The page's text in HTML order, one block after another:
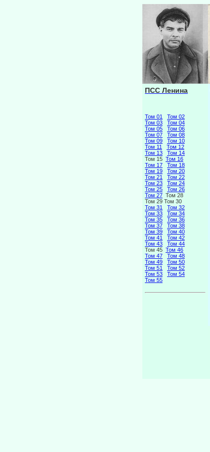
ПСС Ленина
Том 01
Том 02
Том 03
Том 04
Том 05
Том 06
Том 07
Том 08
Том 09
Том 10
Том 11
Том 12
Том 13
Том 14
Том 15 Том 16
Том 17
Том 18
Том 19
Том 20
Том 21
Том 22
Том 23
Том 24
Том 25
Том 26
Том 27 Том 28
Том 29 Том 30
Том 31
Том 32
Том 33
Том 34
Том 35
Том 36
Том 37
Том 38
Том 39
Том 40
Том 41
Том 42
Том 43
Том 44
Том 45 Том 46
Том 47
Том 48
Том 49
Том 50
Том 51
Том 52
Том 53
Том 54
Том 55